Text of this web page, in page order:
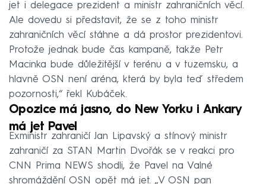
jet i delegace prezident a ministr zahraničních věcí.
Ale dovedu si představit, že se z toho ministr
zahraničních věcí stáhne a dá prostor prezidentovi.
Protože jednak bude čas kampaně, takže Petr
Macinka bude důležitější v terénu a v tuzemsku, a
hlavně OSN není aréna, která by byla teď středem
pozornosti,“ řekl Kubáček.
Opozice má jasno, do New Yorku i Ankary
má jet Pavel
Exministr zahraničí Jan Lipavský a stínový ministr
zahraničí za STAN Martin Dvořák se v reakci pro
CNN Prima NEWS shodli, že Pavel na Valné
shromáždění OSN opět má jet. „V OSN pan